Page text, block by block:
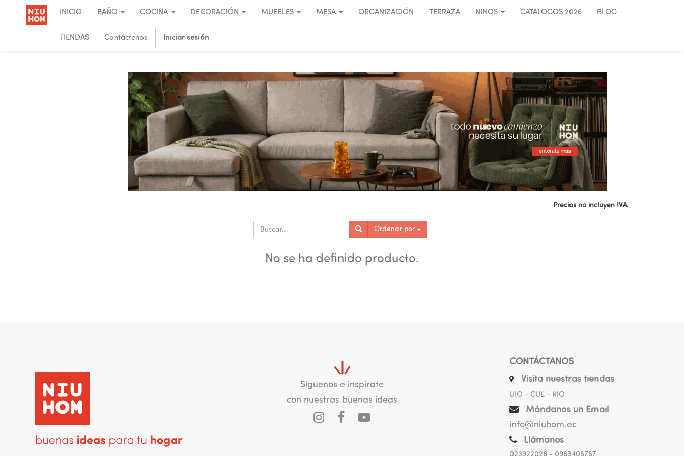
INICIO BAÑO COCINA DECORACIÓN MUEBLES MESA ORGANIZACIÓN TERRAZA NINOS CATALOGOS 2026 BLOG
TIENDAS Contáctenos Iniciar sesión
.
Precios no incluyen IVA
Ordenar por
No se ha definido producto.
Síguenos e inspírate
con nuestras buenas ideas
CONTÁCTANOS
Visita nuestras tiendas
UIO - CUE - RIO
Mándanos un Email
info@niuhom.ec
Llámanos